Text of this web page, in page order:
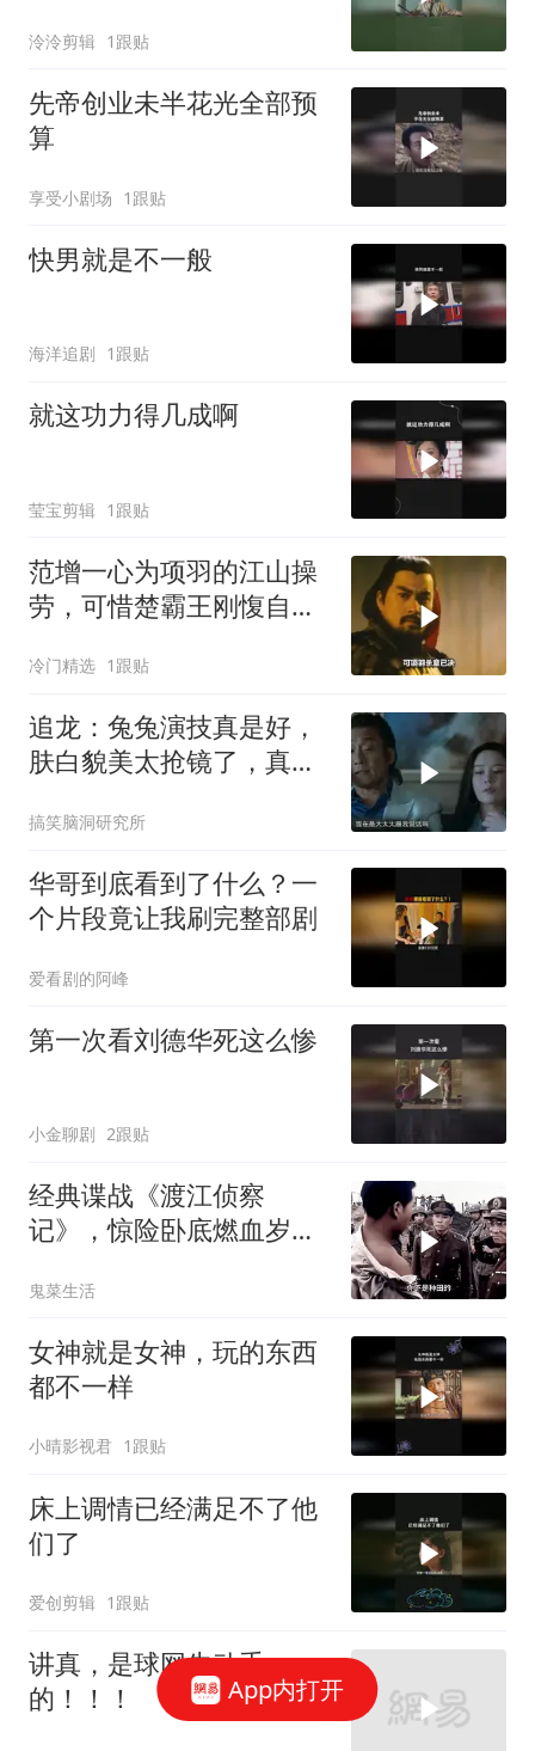
泠泠剪辑 1跟贴
先帝创业未半花光全部预
算
享受小剧场 1跟贴
快男就是不一般
海洋追剧 1跟贴
就这功力得几成啊
莹宝剪辑 1跟贴
范增一心为项羽的江山操
劳，可惜楚霸王刚愎自
冷门精选 1跟贴
追龙：兔兔演技真是好，
肤白貌美太抢镜了，真是
搞笑脑洞研究所
华哥到底看到了什么？一
个片段竟让我刷完整部剧
爱看剧的阿峰
第一次看刘德华死这么惨
小金聊剧 2跟贴
经典谍战《渡江侦察
记》，惊险卧底燃血岁
鬼菜生活
女神就是女神，玩的东西
都不一样
小晴影视君 1跟贴
床上调情已经满足不了他
们了
爱创剪辑 1跟贴
讲真，是球网先动手
的！！！
App内打开